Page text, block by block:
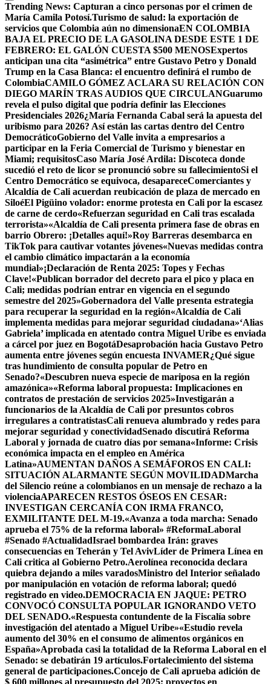
Trending News: Capturan a cinco personas por el crimen de
María Camila Potosí.Turismo de salud: la exportación de
servicios que Colombia aún no dimensionaEN COLOMBIA
BAJA EL PRECIO DE LA GASOLINA DESDE ESTE 1 DE
FEBRERO: EL GALÓN CUESTA $500 MENOSExpertos
anticipan una cita “asimétrica” entre Gustavo Petro y Donald
Trump en la Casa Blanca: el encuentro definirá el rumbo de
ColombiaCAMILO GÓMEZ ACLARA SU RELACIÓN CON
DIEGO MARÍN TRAS AUDIOS QUE CIRCULANGuarumo
revela el pulso digital que podría definir las Elecciones
Presidenciales 2026¿María Fernanda Cabal será la apuesta del
uribismo para 2026? Así están las cartas dentro del Centro
DemocráticoGobierno del Valle invita a empresarios a
participar en la Feria Comercial de Turismo y bienestar en
Miami; requisitosCaso María José Ardila: Discoteca donde
sucedió el reto de licor se pronunció sobre su fallecimientoSi el
Centro Democrático se equivoca, desapareceComerciantes y
Alcaldía de Cali acuerdan reubicación de plaza de mercado en
SiloéEl Pigüino volador: enorme protesta en Cali por la escasez
de carne de cerdo«Refuerzan seguridad en Cali tras escalada
terrorista»«Alcaldía de Cali presenta primera fase de obras en
barrio Obrero: ¡Detalles aquí!»Roy Barreras desembarca en
TikTok para cautivar votantes jóvenes«Nuevas medidas contra
el cambio climático impactarán a la economía
mundial»¡Declaración de Renta 2025: Topes y Fechas
Clave!«Publican borrador del decreto para el pico y placa en
Cali; medidas podrían entrar en vigencia en el segundo
semestre del 2025»Gobernadora del Valle presenta estrategia
para recuperar la seguridad en la región«Alcaldía de Cali
implementa medidas para mejorar seguridad ciudadana»‘Alias
Gabriela’ implicada en atentado contra Miguel Uribe es enviada
a cárcel por juez en BogotáDesaprobación hacia Gustavo Petro
aumenta entre jóvenes según encuesta INVAMER¿Qué sigue
tras hundimiento de consulta popular de Petro en
Senado?«Descubren nueva especie de mariposa en la región
amazónica»«Reforma laboral propuesta: Implicaciones en
contratos de prestación de servicios 2025»Investigarán a
funcionarios de la Alcaldía de Cali por presuntos cobros
irregulares a contratistasCali renueva alumbrado y redes para
mejorar seguridad y conectividadSenado discutirá Reforma
Laboral y jornada de cuatro días por semana«Informe: Crisis
económica impacta en el empleo en América
Latina»AUMENTAN DAÑOS A SEMÁFOROS EN CALI:
SITUACIÓN ALARMANTE SEGÚN MOVILIDADMarcha
del Silencio reúne a colombianos en un mensaje de rechazo a la
violenciaAPARECEN RESTOS ÓSEOS EN CESAR:
INVESTIGAN CERCANÍA CON IRMA FRANCO,
EXMILITANTE DEL M-19.«Avanza a toda marcha: Senado
aprueba el 75% de la reforma laboral» #ReformaLaboral
#Senado #ActualidadIsrael bombardea Irán: graves
consecuencias en Teherán y Tel AvivLíder de Primera Línea en
Cali critica al Gobierno Petro.Aerolínea reconocida declara
quiebra dejando a miles varadosMinistro del Interior señalado
por manipulación en votación de reforma laboral; quedó
registrado en video.DEMOCRACIA EN JAQUE: PETRO
CONVOCÓ CONSULTA POPULAR IGNORANDO VETO
DEL SENADO.«Respuesta contundente de la Fiscalía sobre
investigación del atentado a Miguel Uribe»«Estudio revela
aumento del 30% en el consumo de alimentos orgánicos en
España»Aprobada casi la totalidad de la Reforma Laboral en el
Senado: se debatirán 19 artículos.Fortalecimiento del sistema
general de participaciones.Concejo de Cali aprueba adición de